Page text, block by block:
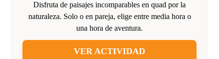
Disfruta de paisajes incomparables en quad por la
naturaleza. Solo o en pareja, elige entre media hora o
una hora de aventura.
VER ACTIVIDAD